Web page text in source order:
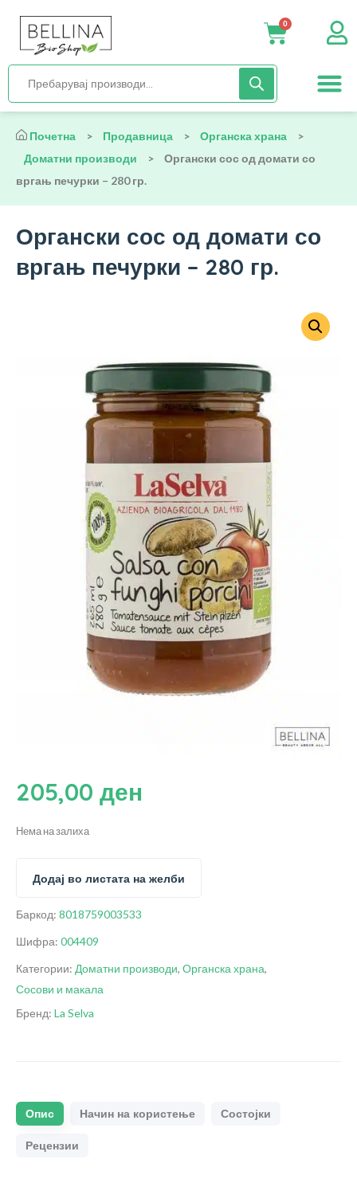
0
Почетна > Продавница > Органска храна
>
Доматни производи
>
Органски сос од домати со
вргањ печурки – 280 гр.
Органски сос од домати со
вргањ печурки – 280 гр.
205,00 ден
Нема на залиха
Додај во листата на желби
Баркод: 8018759003533
Шифра: 004409
Категории: Доматни производи, Органска храна,
Сосови и макала
Бренд: La Selva
Опис Начин на користење Состојки
Рецензии